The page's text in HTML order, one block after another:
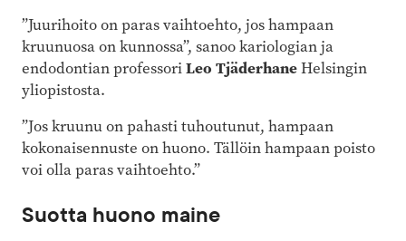
”Juurihoito on paras vaihtoehto, jos hampaan
kruunuosa on kunnossa”, sanoo kariologian ja
endodontian professoriLeo TjäderhaneHelsingin
yliopistosta.
”Jos kruunu on pahasti tuhoutunut, hampaan
kokonaisennuste on huono. Tällöin hampaan poisto
voi olla paras vaihtoehto.”
Suotta huono maine